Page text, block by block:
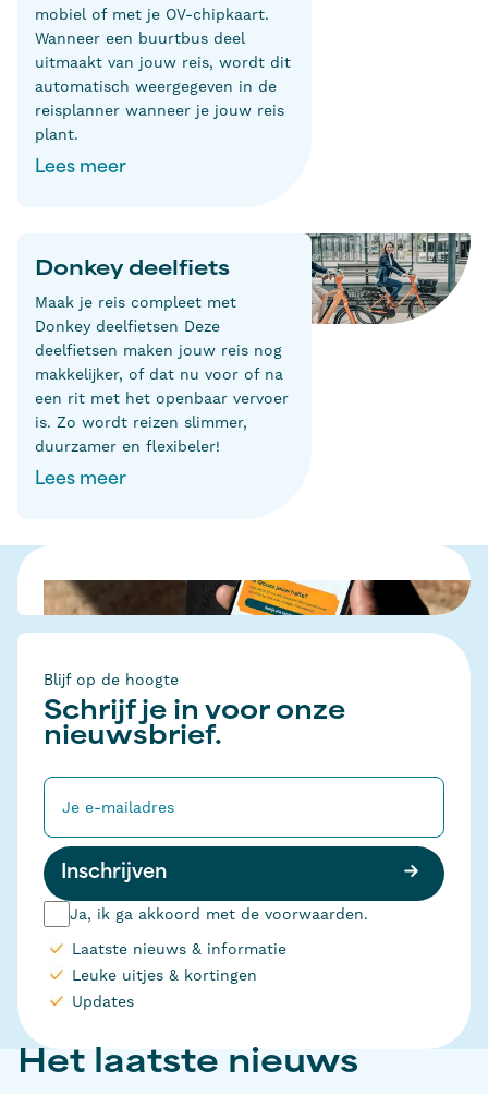
mobiel of met je OV-chipkaart.
Wanneer een buurtbus deel
uitmaakt van jouw reis, wordt dit
automatisch weergegeven in de
reisplanner wanneer je jouw reis
plant.
Lees meer
Donkey deelfiets
Maak je reis compleet met
Donkey deelfietsen Deze
deelfietsen maken jouw reis nog
makkelijker, of dat nu voor of na
een rit met het openbaar vervoer
is. Zo wordt reizen slimmer,
duurzamer en flexibeler!
Lees meer
Blijf op de hoogte
Schrijf je in voor onze
nieuwsbrief.
Inschrijven
Ja, ik ga akkoord met de voorwaarden.
Laatste nieuws & informatie
Leuke uitjes & kortingen
Updates
Het laatste nieuws